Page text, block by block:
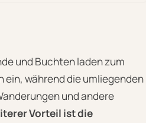
und Buchten laden zum
ein, während die umliegenden
und andere
Vorteil ist die